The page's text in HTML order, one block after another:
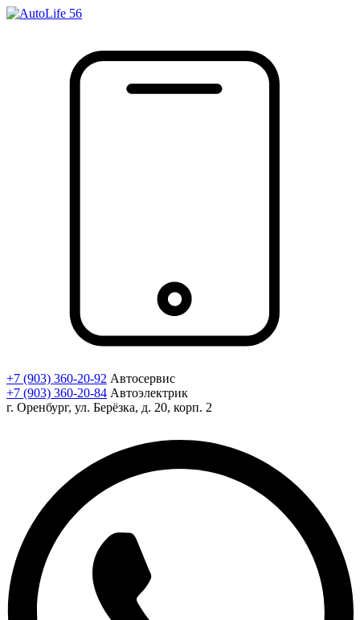
+7 (903) 360-20-92 Автосервис
+7 (903) 360-20-84 Автоэлектрик
г. Оренбург, ул. Берёзка, д. 20, корп. 2